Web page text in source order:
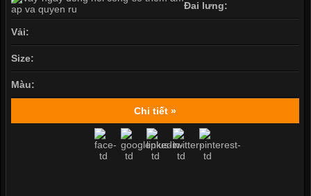
Đai lưng:
Vải:
Size:
Màu:
Chi tiết »